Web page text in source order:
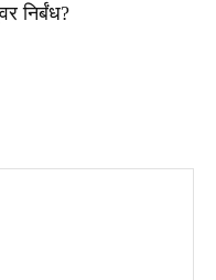
निर्बंध?